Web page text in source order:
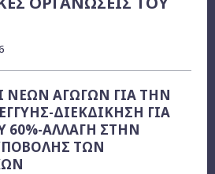
ΝΕΩΝ ΑΓΩΓΩΝ ΓΙΑ ΤΗΝ
ΔΙΕΚΔΙΚΗΣΗ ΓΙΑ
60%-ΑΛΛΑΓΗ ΣΤΗΝ
ΤΩΝ